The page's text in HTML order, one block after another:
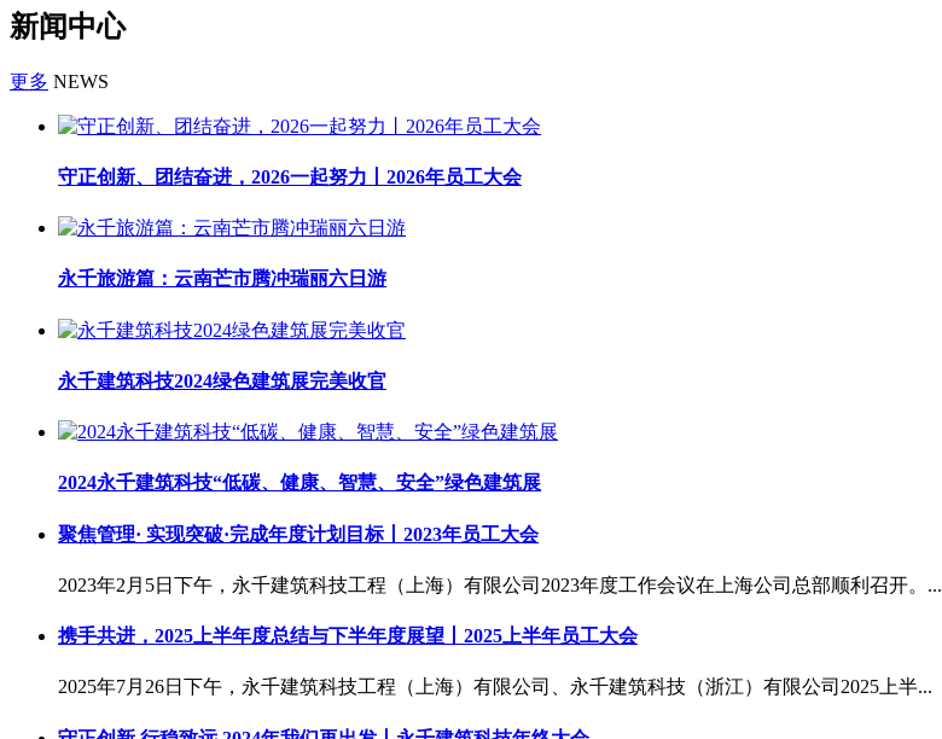
新闻中心
更多 NEWS
守正创新、团结奋进，2026一起努力丨2026年员工大会
永千旅游篇：云南芒市腾冲瑞丽六日游
永千建筑科技2024绿色建筑展完美收官
2024永千建筑科技“低碳、健康、智慧、安全”绿色建筑展
聚焦管理· 实现突破·完成年度计划目标丨2023年员工大会
2023年2月5日下午，永千建筑科技工程（上海）有限公司2023年度工作会议在上海公司总部顺利召开。...
携手共进，2025上半年度总结与下半年度展望丨2025上半年员工大会
2025年7月26日下午，永千建筑科技工程（上海）有限公司、永千建筑科技（浙江）有限公司2025上半...